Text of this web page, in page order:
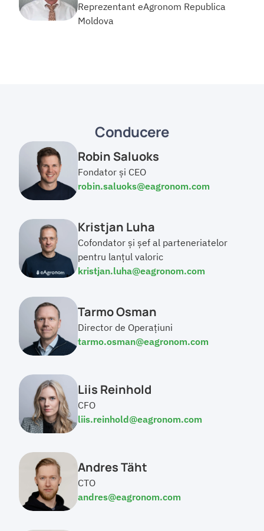
Reprezentant eAgronom Republica
Moldova
Conducere
Robin Saluoks
Fondator și CEO
robin.saluoks@eagronom.com
Kristjan Luha
Cofondator și șef al parteneriatelor
pentru lanțul valoric
kristjan.luha@eagronom.com
Tarmo Osman
Director de Operațiuni
tarmo.osman@eagronom.com
Liis Reinhold
CFO
liis.reinhold@eagronom.com
Andres Täht
CTO
andres@eagronom.com